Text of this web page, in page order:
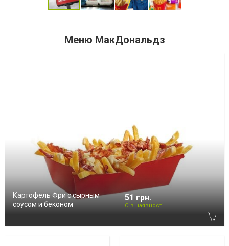
Меню МакДональдз
Картофель Фри с сырным
соусом и беконом
51 грн.
Є в наявності